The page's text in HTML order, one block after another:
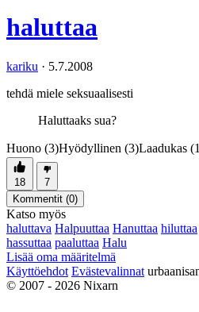
haluttaa
kariku · 5.7.2008
tehdä miele seksuaalisesti
Haluttaaks sua?
Huono (3)Hyödyllinen (3)Laadukas
18
7
Kommentit (0)
Katso myös
haluttava Halpuuttaa Hanuttaa hiluttaa
hassuttaa paaluttaa Halu
Lisää oma määritelmä
Käyttöehdot Evästevalinnat
© 2007 - 2026 Nixarn